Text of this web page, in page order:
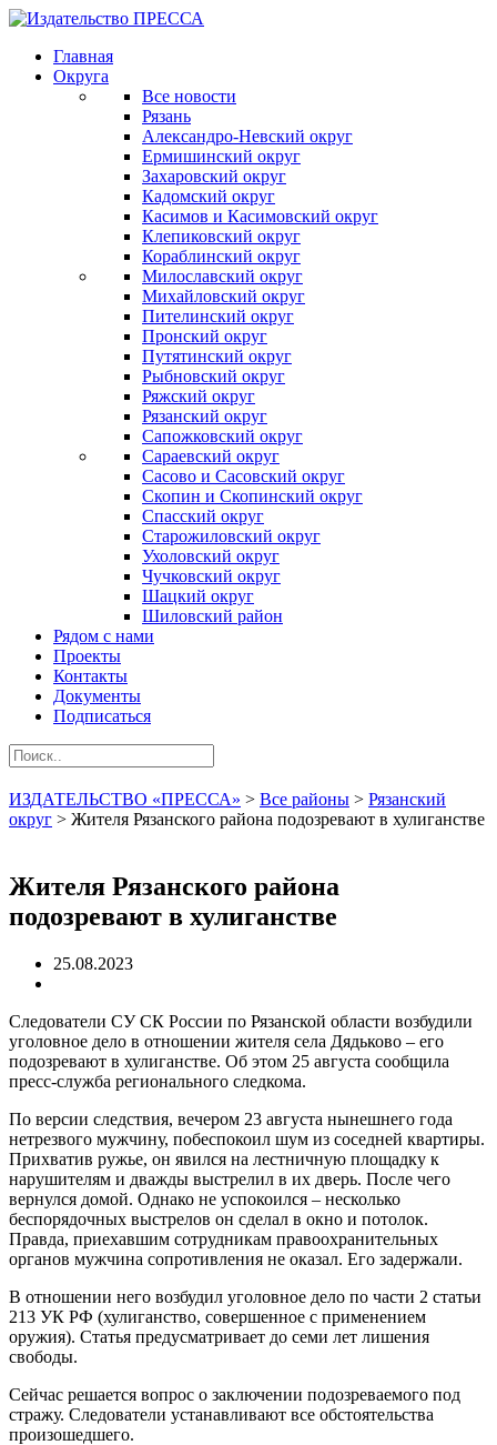
Главная
Округа
Все новости
Рязань
Александро-Невский округ
Ермишинский округ
Захаровский округ
Кадомский округ
Касимов и Касимовский округ
Клепиковский округ
Кораблинский округ
Милославский округ
Михайловский округ
Пителинский округ
Пронский округ
Путятинский округ
Рыбновский округ
Ряжский округ
Рязанский округ
Сапожковский округ
Сараевский округ
Сасово и Сасовский округ
Скопин и Скопинский округ
Спасский округ
Старожиловский округ
Ухоловский округ
Чучковский округ
Шацкий округ
Шиловский район
Рядом с нами
Проекты
Контакты
Документы
Подписаться
ИЗДАТЕЛЬСТВО «ПРЕССА» > Все районы > Рязанский
округ > Жителя Рязанского района подозревают в хулиганстве
Жителя Рязанского района
подозревают в хулиганстве
25.08.2023
Следователи СУ СК России по Рязанской области возбудили
уголовное дело в отношении жителя села Дядьково – его
подозревают в хулиганстве. Об этом 25 августа сообщила
пресс-служба регионального следкома.
По версии следствия, вечером 23 августа нынешнего года
нетрезвого мужчину, побеспокоил шум из соседней квартиры.
Прихватив ружье, он явился на лестничную площадку к
нарушителям и дважды выстрелил в их дверь. После чего
вернулся домой. Однако не успокоился – несколько
беспорядочных выстрелов он сделал в окно и потолок.
Правда, приехавшим сотрудникам правоохранительных
органов мужчина сопротивления не оказал. Его задержали.
В отношении него возбудил уголовное дело по части 2 статьи
213 УК РФ (хулиганство, совершенное с применением
оружия). Статья предусматривает до семи лет лишения
свободы.
Сейчас решается вопрос о заключении подозреваемого под
стражу. Следователи устанавливают все обстоятельства
произошедшего.